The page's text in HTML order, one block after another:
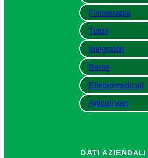
Fisioterapia
Tutori
Integratori
Borse
Ellettromedicali
Articoli vari
DATI AZIENDALI